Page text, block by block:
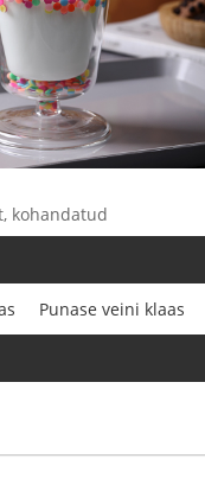
kohandatud
Punase veini klaas